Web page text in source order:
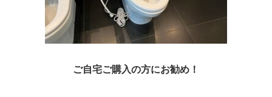
ご自宅ご購入の方にお勧め！